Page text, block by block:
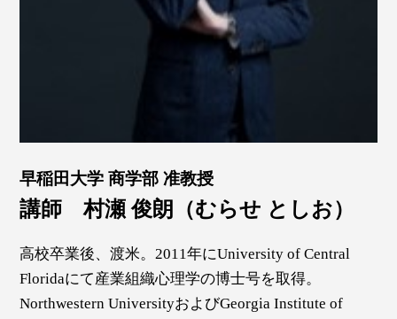
早稲田大学 商学部 准教授
講師 村瀬 俊朗（むらせ としお）
高校卒業後、渡米。2011年にUniversity of Central
Floridaにて産業組織心理学の博士号を取得。
Northwestern UniversityおよびGeorgia Institute of